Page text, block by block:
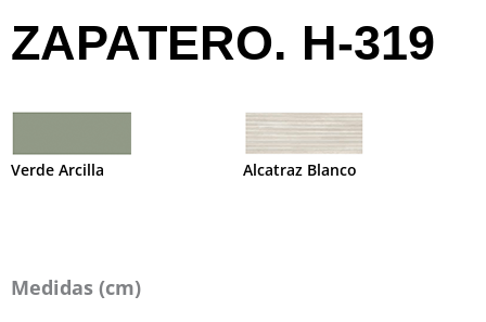
ZAPATERO. H-319
Verde Arcilla Alcatraz Blanco
Medidas (cm)